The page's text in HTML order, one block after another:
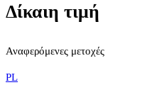
Δίκαιη τιμή
Αναφερόμενες μετοχές
PL